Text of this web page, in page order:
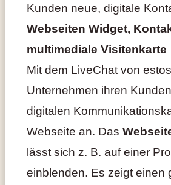
Kunden neue, digitale
Webseiten Widget,
multimediale Visitenkarte
Mit dem LiveChat von
Unternehmen ihren
digitalen
Webseite an. Das
lässt sich z. B. auf einer
einblenden. Es zeigt einen